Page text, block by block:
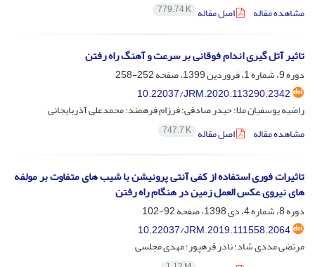
مشاهده مقاله
اصل مقاله 779.74 K
تاثیر آتل گیری اندام فوقانی بر سرعت و آهنگ راه رفتن
دوره 9، شماره 1، فروردین 1399، صفحه
252-258
10.22037/JRM.2020.113290.2342
راضیه یوسفیان ملا؛ حیدر صادقی؛ فرزام فرهمند؛ محمدعلی آذربایجانی
مشاهده مقاله
اصل مقاله 747.7 K
تاثیرات فوری استفاده از کفی آنتی پرونیشن با شیب های متفاوت بر مولفه
های نیروی عکس العمل زمین در هنگام راه رفتن
دوره 8، شماره 4، دی 1398، صفحه
92-102
10.22037/JRM.2019.111558.2064
مرتضی مددی شاد؛ نادر فرهپور؛ مهدی مجلسی